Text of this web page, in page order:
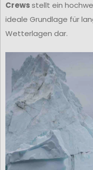
Crewsstellt ein
ideale Grundlage für
Wetterlagen dar.